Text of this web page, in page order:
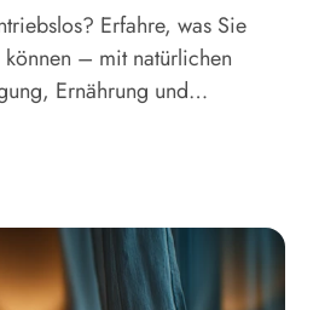
Erfahre, was Sie
– mit natürlichen
Ernährung und